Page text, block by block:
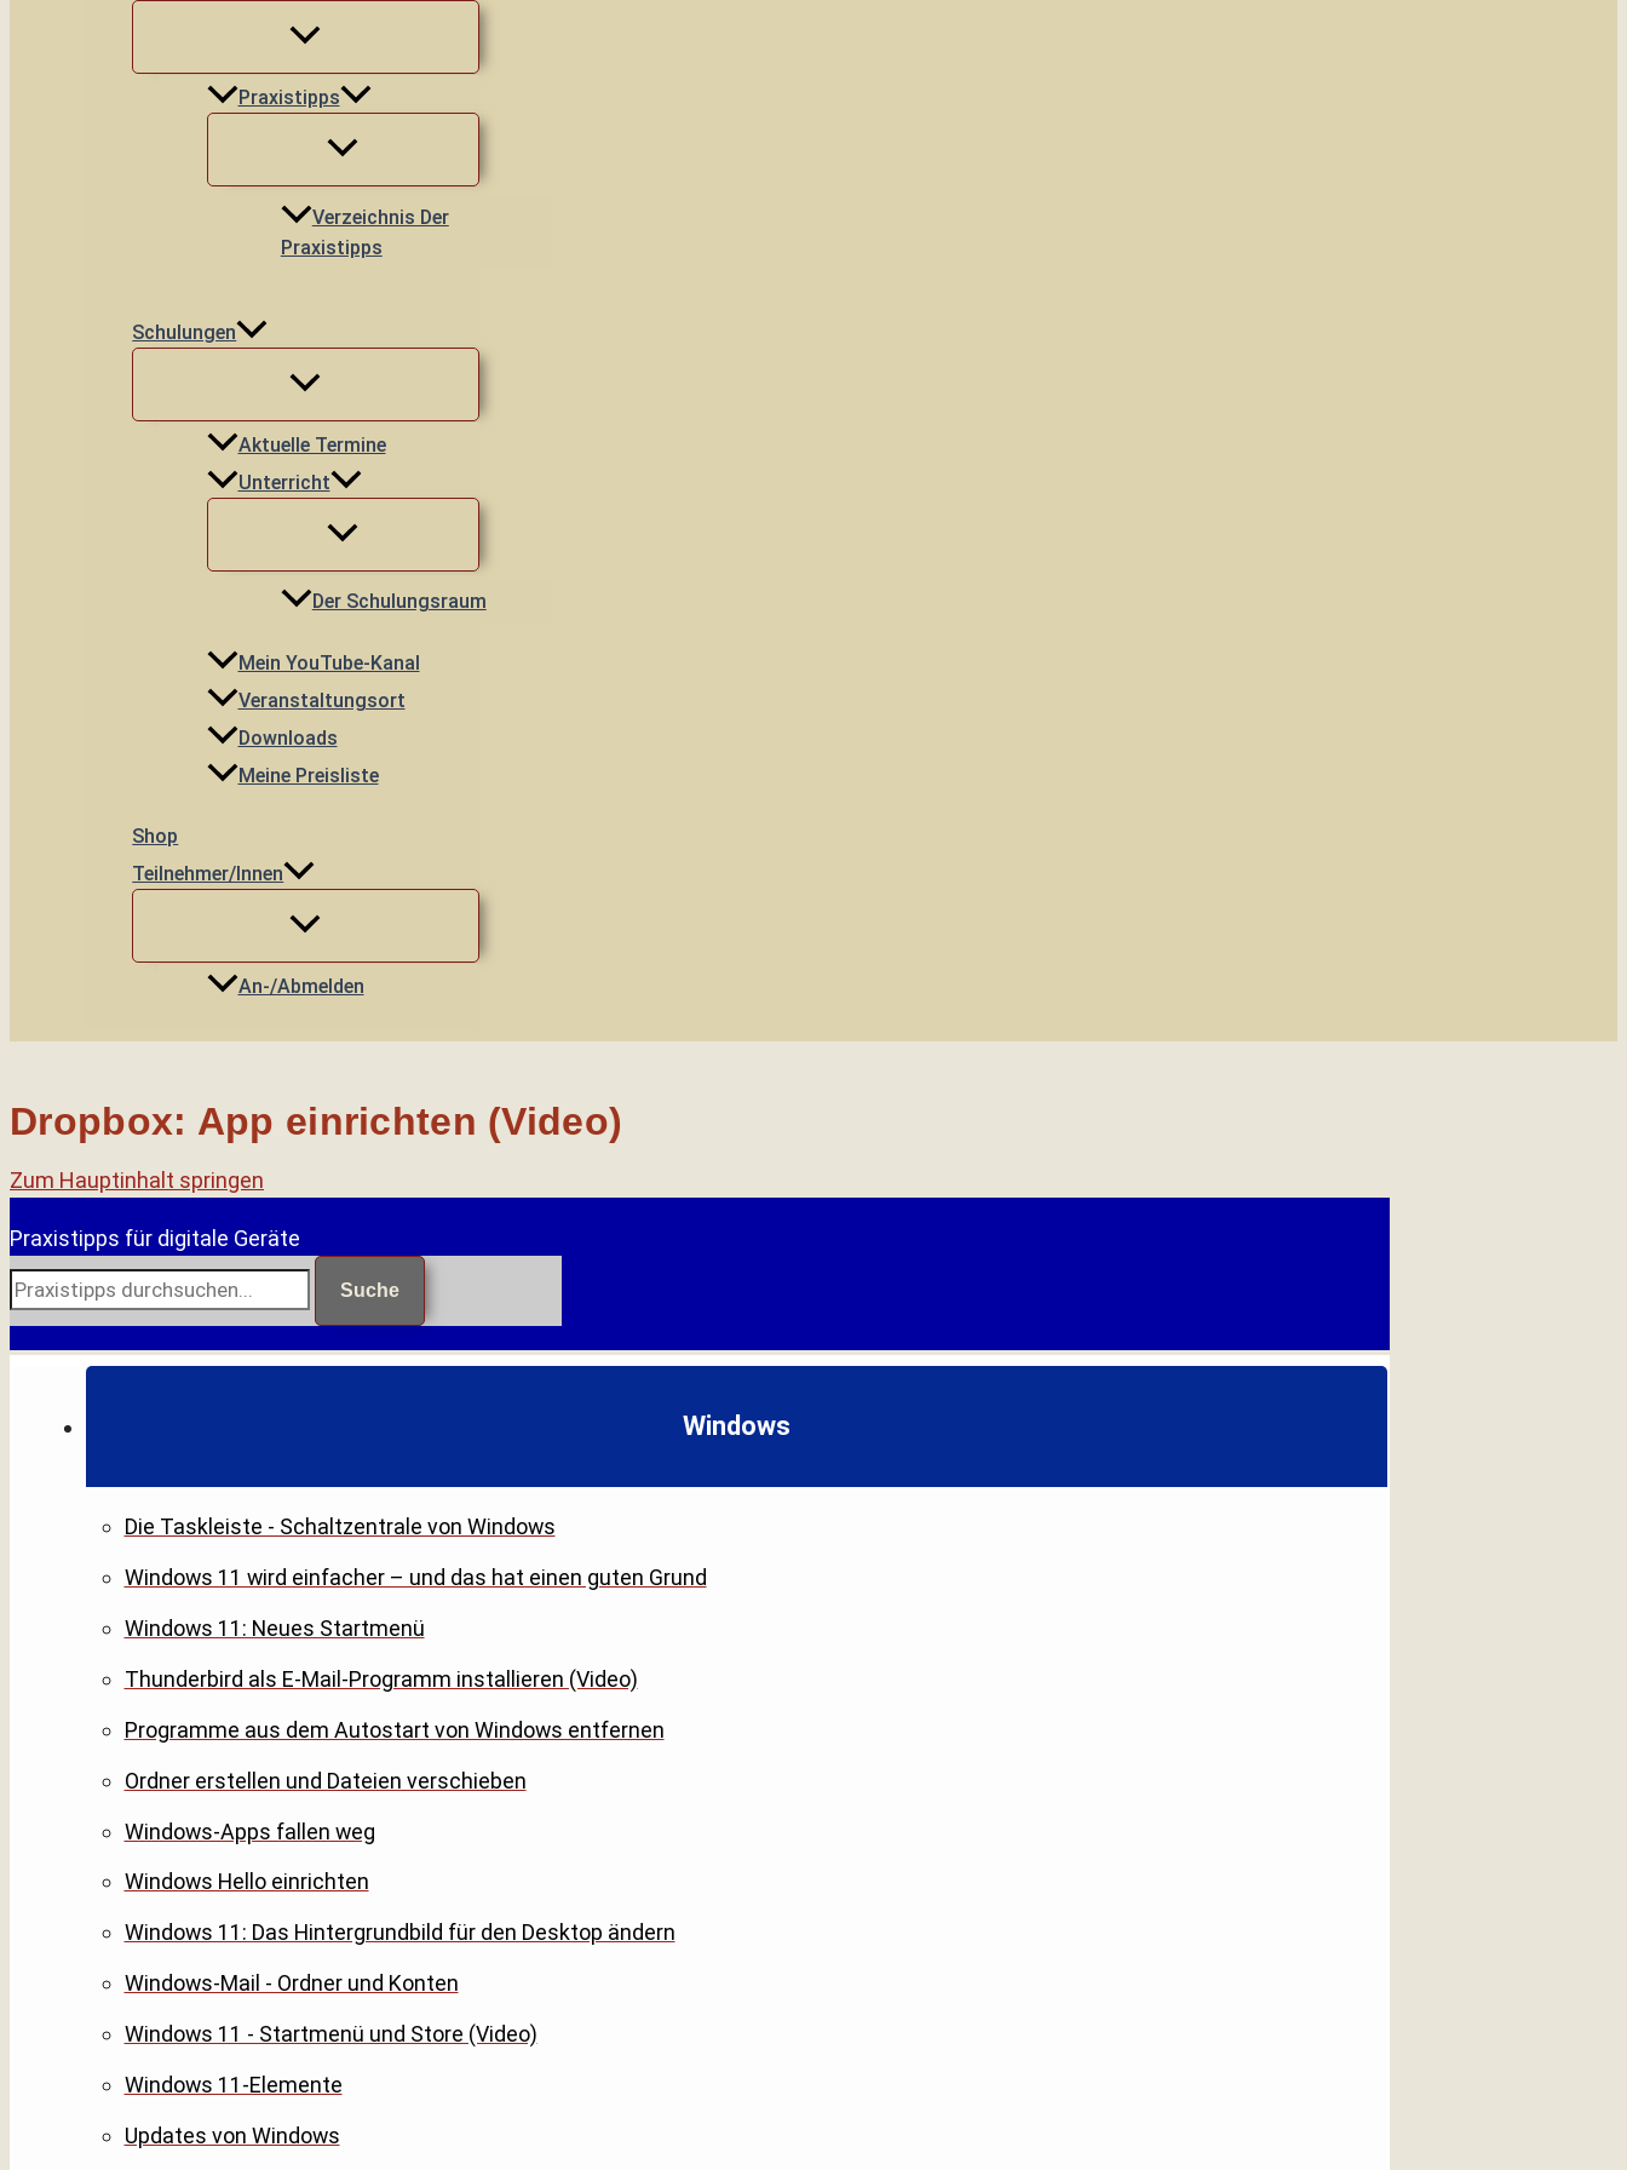
Praxistipps
Verzeichnis Der
Praxistipps
Schulungen
Aktuelle Termine
Unterricht
Der Schulungsraum
Mein YouTube-Kanal
Veranstaltungsort
Downloads
Meine Preisliste
Shop
Teilnehmer/innen
An-/Abmelden
Dropbox: App einrichten (Video)
Zum Hauptinhalt springen
Praxistipps für digitale Geräte
Suche
Windows
Die Taskleiste - Schaltzentrale von Windows
Windows 11 wird einfacher – und das hat einen guten Grund
Windows 11: Neues Startmenü
Thunderbird als E-Mail-Programm installieren (Video)
Programme aus dem Autostart von Windows entfernen
Ordner erstellen und Dateien verschieben
Windows-Apps fallen weg
Windows Hello einrichten
Windows 11: Das Hintergrundbild für den Desktop ändern
Windows-Mail - Ordner und Konten
Windows 11 - Startmenü und Store (Video)
Windows 11-Elemente
Updates von Windows